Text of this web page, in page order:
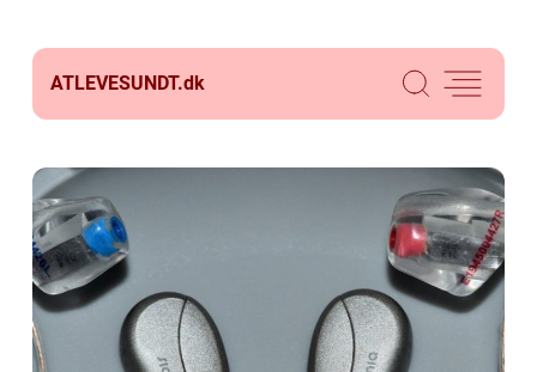
ATLEVESUNDT.dk